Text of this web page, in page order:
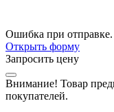
Ошибка при
Открыть форму
Запросить цену
Внимание! Товар
покупателей.